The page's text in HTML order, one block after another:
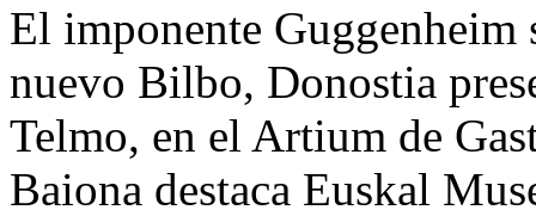
El imponente Guggenheim
nuevo Bilbo, Donostia
Telmo, en el Artium de
Baiona destaca Euskal